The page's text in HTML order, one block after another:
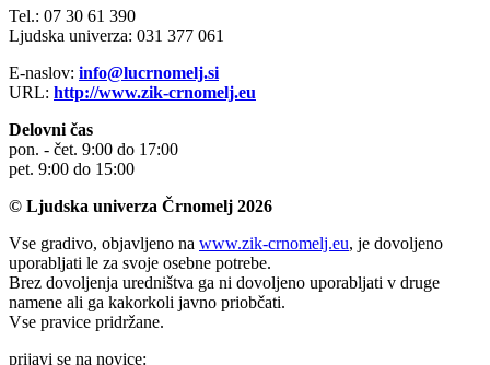
Tel.: 07 30 61 390
Ljudska univerza: 031 377 061
E-naslov: info@lucrnomelj.si
URL: http://www.zik-crnomelj.eu
Delovni čas
pon. - čet. 9:00 do 17:00
pet. 9:00 do 15:00
© Ljudska univerza Črnomelj 2026
Vse gradivo, objavljeno na www.zik-crnomelj.eu, je dovoljeno
uporabljati le za svoje osebne potrebe.
Brez dovoljenja uredništva ga ni dovoljeno uporabljati v druge
namene ali ga kakorkoli javno priobčati.
Vse pravice pridržane.
prijavi se na novice: